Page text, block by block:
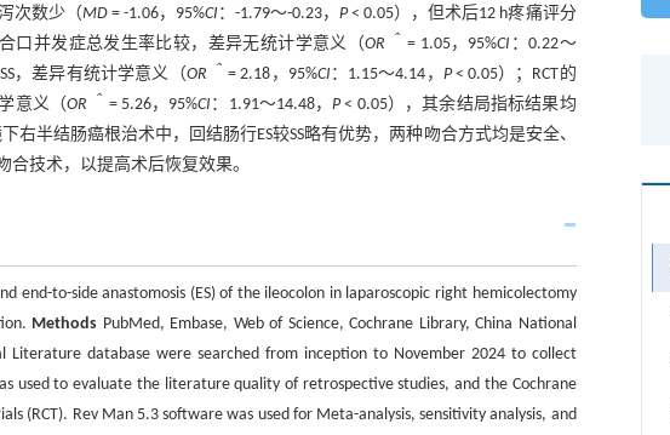
次数少（MD= -1.06，95%CI ：-1.79～-0.23，P< 0.05），但术后12 h疼痛评分
口并发症总发生率比较，差异无统计学意义（OR＾ = 1.05，95%CI ：0.22～
，差异有统计学意义（OR＾ = 2.18，95%CI ：1.15～4.14， P< 0.05）；RCT的
意义（OR＾ = 5.26，95%CI ：1.91～14.48，P< 0.05），其余结局指标结果均
右半结肠癌根治术中，回结肠行ES较SS略有优势，两种吻合方式均是安全、
技术，以提高术后恢复效果。
end-to-side anastomosis (ES) of the ileocolon in laparoscopic right hemicolectomy
Methods PubMed, Embase, Web of Science, Cochrane Library, China National
Literature database were searched from inception to November 2024 to collect
used to evaluate the literature quality of retrospective studies, and the Cochrane
(RCT). Rev Man 5.3 software was used for Meta-analysis, sensitivity analysis, and